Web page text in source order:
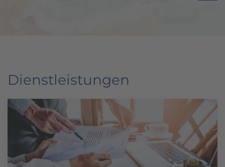
Dienstleistungen